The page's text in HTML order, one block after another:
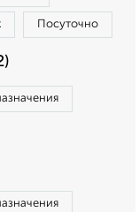
Посуточно